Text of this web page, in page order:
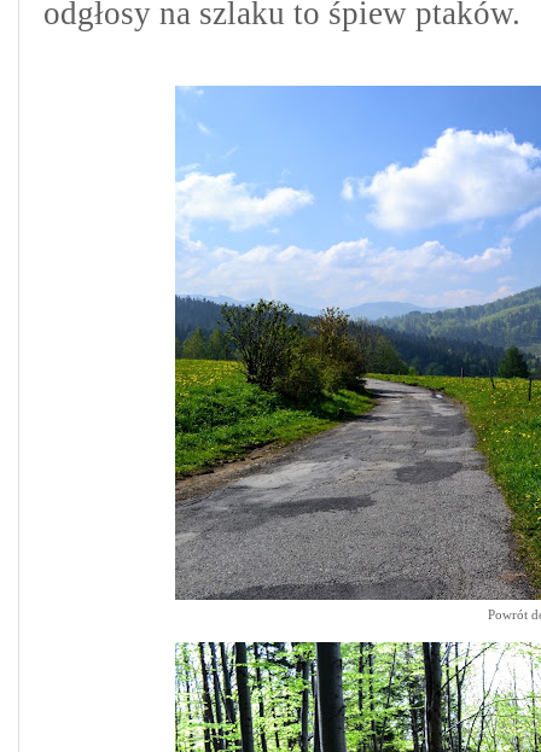
odgłosy na szlaku to śpiew ptaków.
Powrót